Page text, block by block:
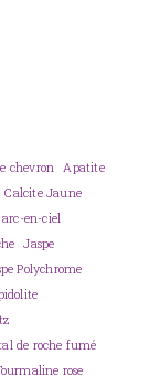
chevron
Apatite
Calcite Jaune
en-ciel
Jaspe
Polychrome
de roche fumé
rose